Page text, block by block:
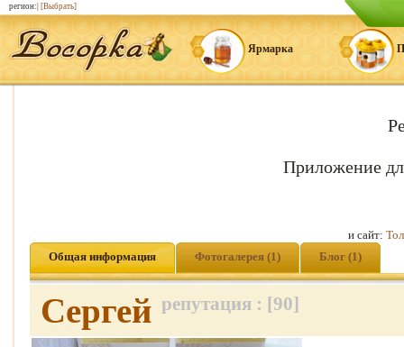
Ярмарка
Приложение
и сайт:
Общая информация
Фотогалерея (1) Блог (1)
Сергей репутация : [90]
регион:| [Выбрать]